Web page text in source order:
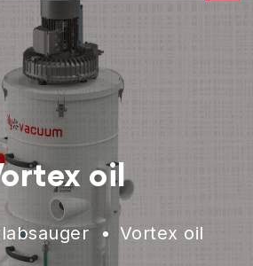
oil
Vortex oil